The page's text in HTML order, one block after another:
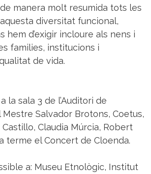
manera molt resumida tots les
diversitat funcional,
hem d’exigir incloure als nens i
families, institucions i
de vida.
la sala 3 de l’Auditori de
Mestre Salvador Brotons, Coetus,
Claudia Múrcia, Robert
terme el Concert de Cloenda.
a: Museu Etnològic, Institut